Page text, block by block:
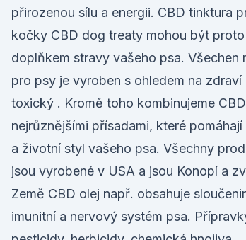
přirozenou sílu a energii. CBD tinktura
kočky CBD dog treaty mohou být
doplňkem stravy vašeho psa. Všechen
pro psy je vyroben s ohledem na zdraví
toxický . Kromě toho kombinujeme
nejrůznějšími přísadami, které
a životní styl vašeho psa. Všechny
jsou vyrobené v USA a jsou Konopí a
Země CBD olej např. obsahuje
imunitní a nervový systém psa.